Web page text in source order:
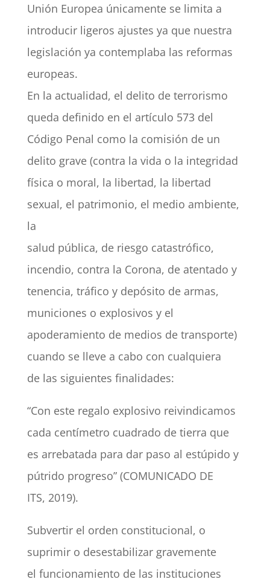
Unión Europea únicamente se limita a
introducir ligeros ajustes ya que nuestra
legislación ya contemplaba las reformas
europeas.
En la actualidad, el delito de terrorismo
queda definido en el artículo 573 del
Código Penal como la comisión de un
delito grave (contra la vida o la integridad
física o moral, la libertad, la libertad
sexual, el patrimonio, el medio ambiente,
la
salud pública, de riesgo catastrófico,
incendio, contra la Corona, de atentado y
tenencia, tráfico y depósito de armas,
municiones o explosivos y el
apoderamiento de medios de transporte)
cuando se lleve a cabo con cualquiera
de las siguientes finalidades:
“Con este regalo explosivo reivindicamos
cada centímetro cuadrado de tierra que
es arrebatada para dar paso al estúpido y
pútrido progreso” (COMUNICADO DE
ITS, 2019).
Subvertir el orden constitucional, o
suprimir o desestabilizar gravemente
el funcionamiento de las instituciones